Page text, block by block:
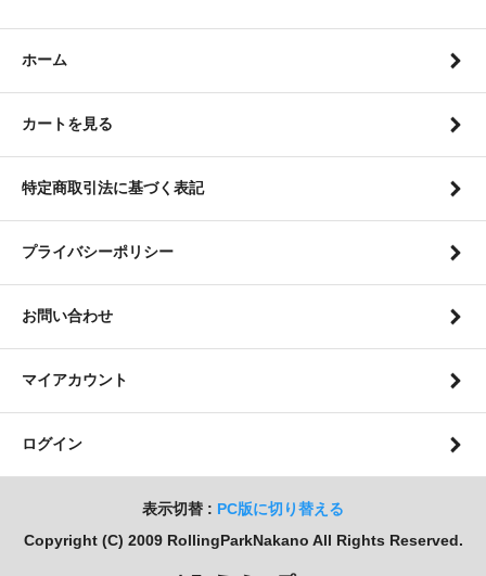
ホーム
カートを見る
特定商取引法に基づく表記
プライバシーポリシー
お問い合わせ
マイアカウント
ログイン
表示切替 : PC版に切り替える
Copyright (C) 2009 RollingParkNakano All Rights Reserved.